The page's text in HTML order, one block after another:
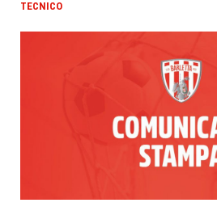
TECNICO